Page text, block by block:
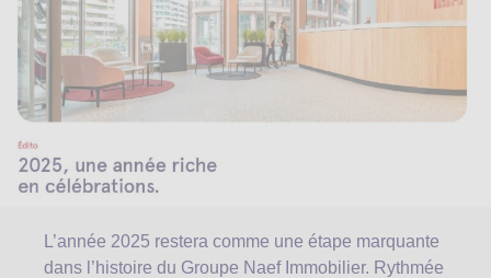
L’année 2025 restera comme une étape marquante
dans l’histoire du Groupe Naef Immobilier. Rythmée